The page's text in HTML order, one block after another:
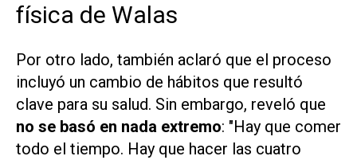
física de Walas
Por otro lado, también aclaró que el proceso
incluyó un cambio de hábitos que resultó
clave para su salud. Sin embargo, reveló que
no se basó en nada extremo: "Hay que comer
todo el tiempo. Hay que hacer las cuatro